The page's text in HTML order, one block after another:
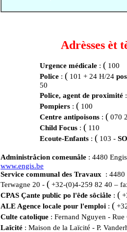
Adrèsses èt
Urgence médicale : ( 100
Police : ( 101 + 24 H/24
50
Police, agent de proximité
Pompiers : ( 100
Centre antipoisons : ( 070
Child Focus : ( 110
Ecoute-Enfants : ( 103 -
Administråcion comeunåle : 4480
www.engis.be
Service communal des Travaux
: 4480
Terwagne 20 - ( +32-(0)4-259 82 40 –
CPAS Çante public po l'êde sôciåle : (
ALE Agence locale pour l'emploi : (
Culte catolique : Fernand Nguyen -
Laîcité : Maison de la Laïcité - P.